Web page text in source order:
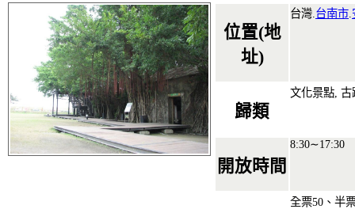
位置(地
址)
台灣. 台南市
歸類
文化景點,
開放時間
8:30∼17:30
全票50、半